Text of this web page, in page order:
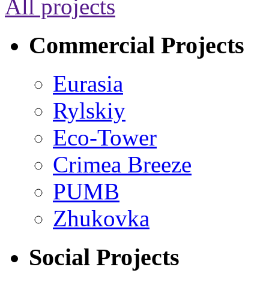
All projects
Commercial Projects
Eurasia
Rylskiy
Eco-Tower
Crimea Breeze
PUMB
Zhukovka
Social Projects